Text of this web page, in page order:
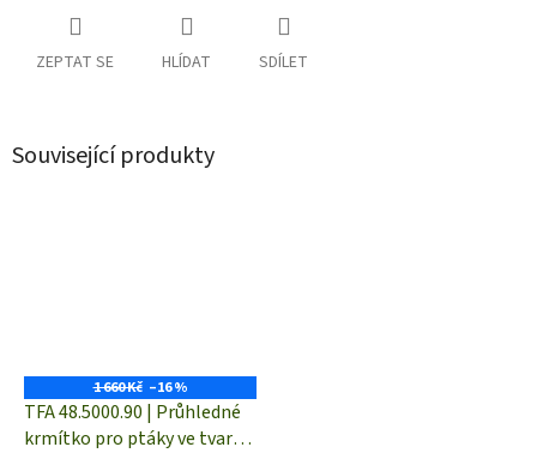
ZEPTAT SE HLÍDAT SDÍLET
Související produkty
1 660 Kč –16 %
TFA 48.5000.90 | Průhledné
krmítko pro ptáky ve tvaru